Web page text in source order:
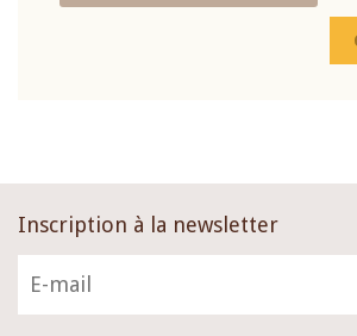
Inscription à la newsletter